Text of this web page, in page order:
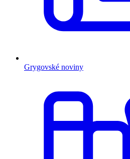
Grygovské noviny